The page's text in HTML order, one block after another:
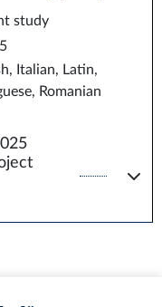
study
Italian, Latin,
Romanian